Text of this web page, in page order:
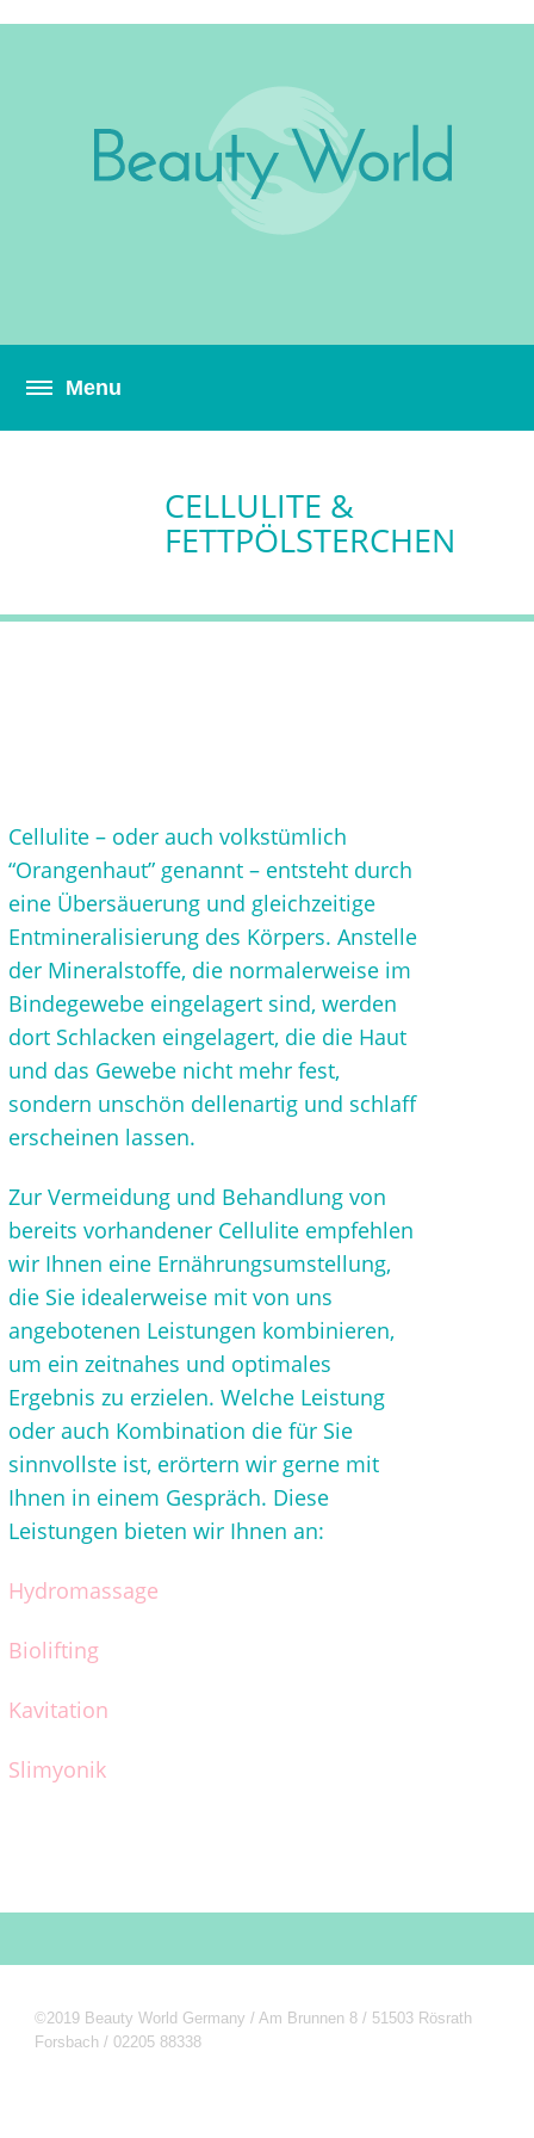
CELLULITE &
FETTPÖLSTERCHEN
Cellulite – oder auch volkstümlich
“Orangenhaut” genannt – entsteht durch
eine Übersäuerung und gleichzeitige
Entmineralisierung des Körpers. Anstelle
der Mineralstoffe, die normalerweise im
Bindegewebe eingelagert sind, werden
dort Schlacken eingelagert, die die Haut
und das Gewebe nicht mehr fest,
sondern unschön dellenartig und schlaff
erscheinen lassen.
Zur Vermeidung und Behandlung von
bereits vorhandener Cellulite empfehlen
wir Ihnen eine Ernährungsumstellung,
die Sie idealerweise mit von uns
angebotenen Leistungen kombinieren,
um ein zeitnahes und optimales
Ergebnis zu erzielen. Welche Leistung
oder auch Kombination die für Sie
sinnvollste ist, erörtern wir gerne mit
Ihnen in einem Gespräch. Diese
Leistungen bieten wir Ihnen an:
Hydromassage
Biolifting
Kavitation
Slimyonik
©2019 Beauty World Germany / Am Brunnen 8 / 51503 Rösrath
Forsbach / 02205 88338